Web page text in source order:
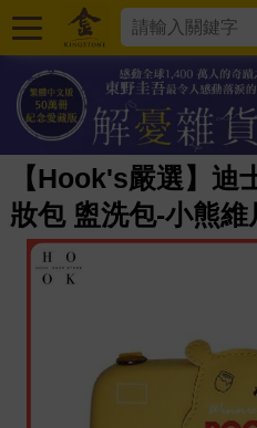
【Hook's嚴選】迪
妝包 盥洗包-小熊維